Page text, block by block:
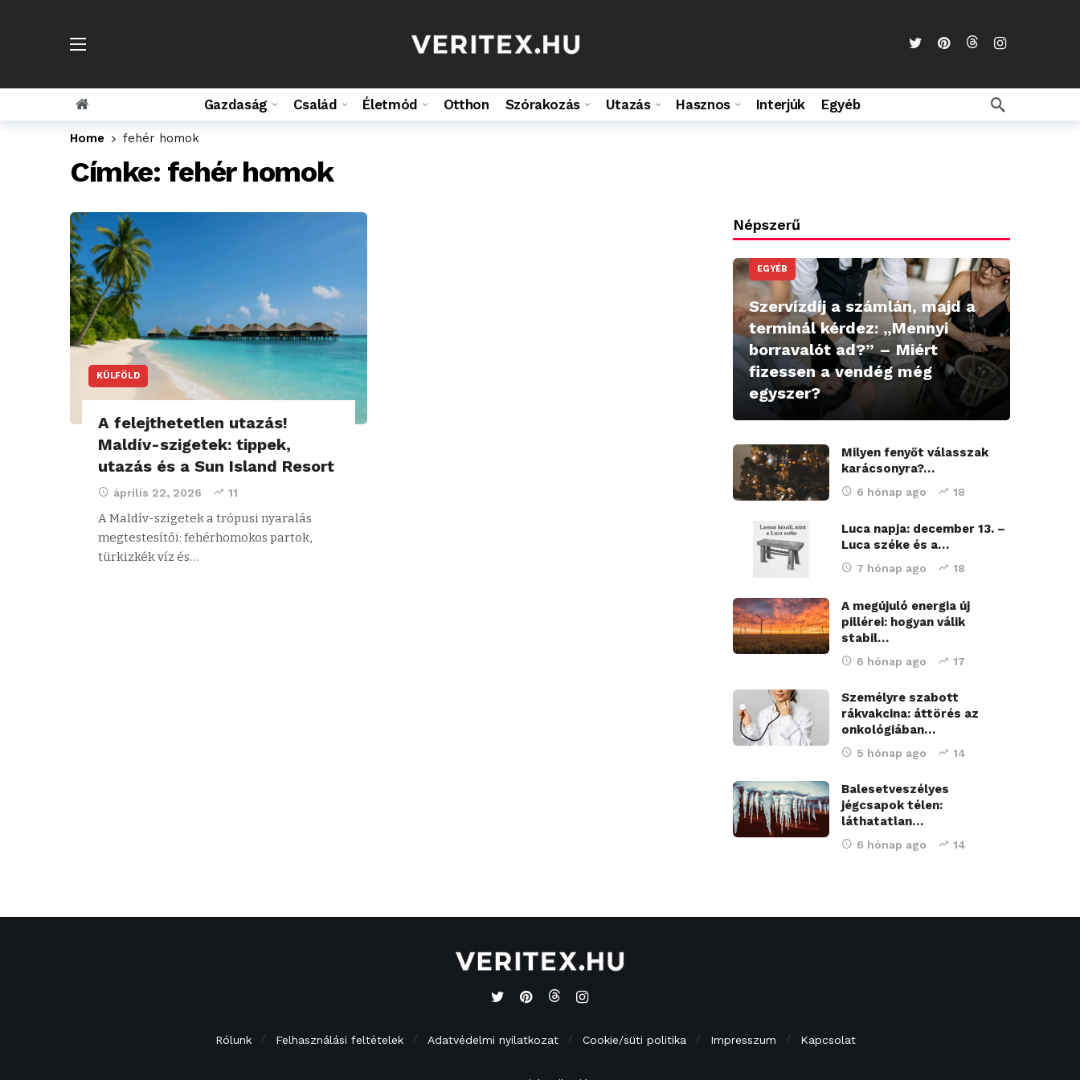
Gazdaság Család Életmód Otthon Szórakozás Utazás Hasznos Interjúk Egyéb
Home fehér homok
Címke: fehér homok
KÜLFÖLD
A felejthetetlen utazás!
Maldív-szigetek: tippek,
utazás és a Sun Island Resort
április 22, 2026 11
A Maldív-szigetek a trópusi nyaralás
megtestesítői: fehérhomokos partok,
türkizkék víz és…
Népszerű
EGYÉB
Szervízdíj a számlán, majd a
terminál kérdez: „Mennyi
borravalót ad?” – Miért
fizessen a vendég még
egyszer?
Milyen fenyőt válasszak
karácsonyra?…
6 hónap ago 18
Luca napja: december 13. –
Luca széke és a…
7 hónap ago 18
A megújuló energia új
pillérei: hogyan válik
stabil…
6 hónap ago 17
Személyre szabott
rákvakcina: áttörés az
onkológiában…
5 hónap ago 14
Balesetveszélyes
jégcsapok télen:
láthatatlan…
6 hónap ago 14
Rólunk Felhasználási feltételek Adatvédelmi nyilatkozat Cookie/süti politika Impresszum Kapcsolat